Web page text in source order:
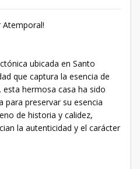
Atemporal!
ubicada en Santo
que captura la esencia de
hermosa casa ha sido
para preservar su esencia
de historia y calidez,
la autenticidad y el carácter